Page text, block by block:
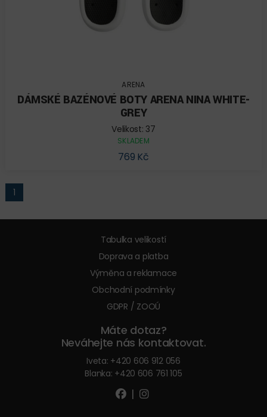
ARENA
DÁMSKÉ BAZÉNOVÉ BOTY ARENA NINA WHITE-
GREY
Velikost: 37
SKLADEM
769 Kč
1
Tabulka velikostí
Doprava a platba
Výměna a reklamace
Obchodní podmínky
GDPR / ZOOÚ
Máte dotaz?
Neváhejte nás kontaktovat.
Iveta: +420 606 912 056
Blanka: +420 606 761 105
|